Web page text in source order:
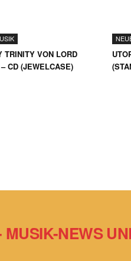
TRINITY VON LORD
CD (JEWELCASE)
NEWS